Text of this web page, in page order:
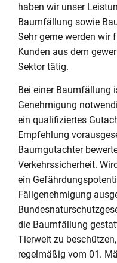
haben wir unser
Baumfällung sowie
Sehr gerne werden wir
Kunden aus dem
Sektor tätig.
Bei einer Baumfällung
Genehmigung
ein qualifiziertes
Empfehlung
Baumgutachter
Verkehrssicherheit.
ein
Fällgenehmigung
die Baumfällung
Tierwelt zu
regelmäßig vom 01.